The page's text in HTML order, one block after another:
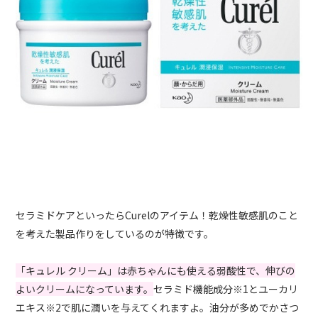
セラミドケアといったらCurelのアイテム！乾燥性敏感肌のこと
を考えた製品作りをしているのが特徴です。
「キュレル クリーム」は赤ちゃんにも使える弱酸性で、伸びの
よいクリームになっています。セラミド機能成分※1とユーカリ
エキス※2で肌に潤いを与えてくれますよ。油分が多めでかさつ